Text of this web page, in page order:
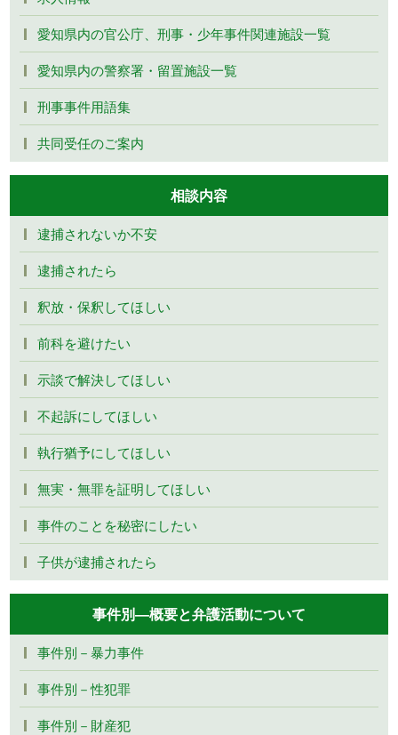
愛知県内の官公庁、刑事・少年事件関連施設一覧
愛知県内の警察署・留置施設一覧
刑事事件用語集
共同受任のご案内
相談内容
逮捕されないか不安
逮捕されたら
釈放・保釈してほしい
前科を避けたい
示談で解決してほしい
不起訴にしてほしい
執行猶予にしてほしい
無実・無罪を証明してほしい
事件のことを秘密にしたい
子供が逮捕されたら
事件別―概要と弁護活動について
事件別－暴力事件
事件別－性犯罪
事件別－財産犯